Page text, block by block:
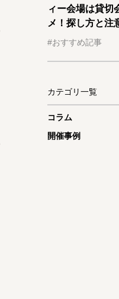
ィー会場は貸切
メ！探し方と注
#おすすめ記事
カテゴリ一覧
コラム
開催事例